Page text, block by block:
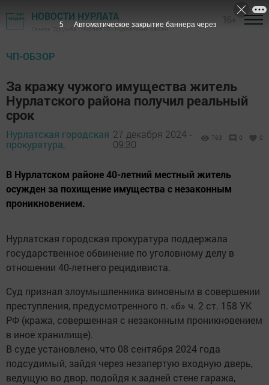
НОВОСТИ НУРЛАТА
Газета "Дружба", Нурлат ТВ - Нурлатский район
ЧП-ОБЗОР
За кражу чужого имущества житель
Нурлатского района получил реальный
срок
Нурлатская городская
прокуратура,
27 декабря 2024 -
09:30
763 0 0
В Нурлатском районе 40-летний местный житель
осужден за похищение имущества с незаконным
проникновением.
Нурлатская городская прокуратура поддержала
государственное обвинение по уголовному делу в
отношении 40-летнего рецидивиста.
Суд признал злоумышленника виновным в совершении
преступления, предусмотренного п. «б» ч. 2 ст. 158 УК
РФ (кража, совершенная с незаконным проникновением
в иное хранилище).
В суде установлено, что 08 сентября 2024 года
подсудимый, зайдя через незапертую входную дверь,
ведущую во двор, подойдя к задней стене гаража,
4 Автоматическое закрытие баннера через